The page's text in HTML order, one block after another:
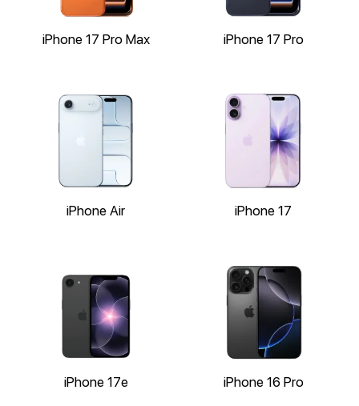
iPhone 17 Pro Max iPhone 17 Pro
iPhone Air iPhone 17
iPhone 17e iPhone 16 Pro